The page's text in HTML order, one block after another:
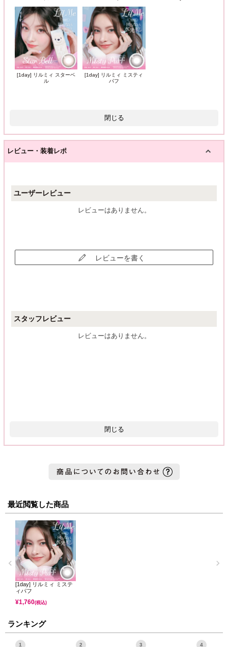
[1day] リルミィ スターベ
ル
[1day] リルミィ ミスティ
パフ
閉じる
レビュー・装着レポ
ユーザーレビュー
レビューはありません。
レビューを書く
スタッフレビュー
レビューはありません。
閉じる
最近閲覧した商品
[1day] リルミィ ミステ
ィパフ
¥1,760(税込)
ランキング
1 2 3 4